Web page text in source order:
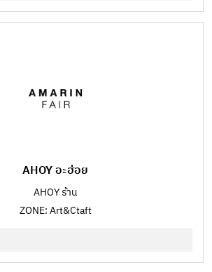
AHOY อะฮ่อย
AHOY ร้าน
ZONE: Art&Ctaft